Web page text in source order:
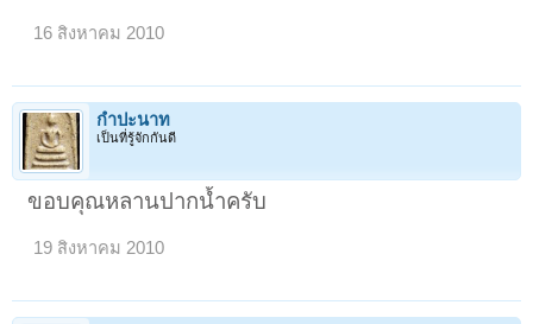
16 สิงหาคม 2010
กำปะนาท
เป็นที่รู้จักกันดี
ขอบคุณหลานปากน้ำครับ
19 สิงหาคม 2010